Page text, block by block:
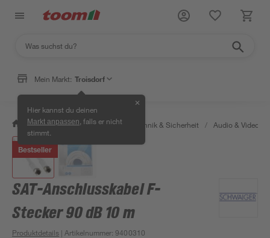
Mein Markt: Troisdorf
Hier kannst du deinen
Markt anpassen , falls er nicht
stimmt.
✕
/ Bauen & Renovieren / Haustechnik & Sicherheit / Audio & Video
Bestseller
SAT-Anschlusskabel F-
Stecker 90 dB 10 m
Produktdetails | Artikelnummer:9400310